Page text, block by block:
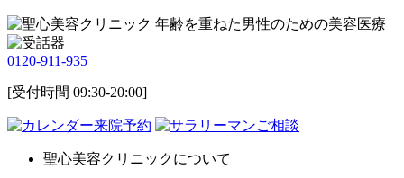
0120-911-935
[受付時間 09:30-20:00]
来院予約 ご相談
聖心美容クリニックについて